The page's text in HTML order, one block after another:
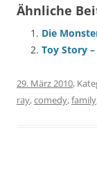
Ähnliche
Die
Toy Story
29. März 2010,
ray,comedy,family